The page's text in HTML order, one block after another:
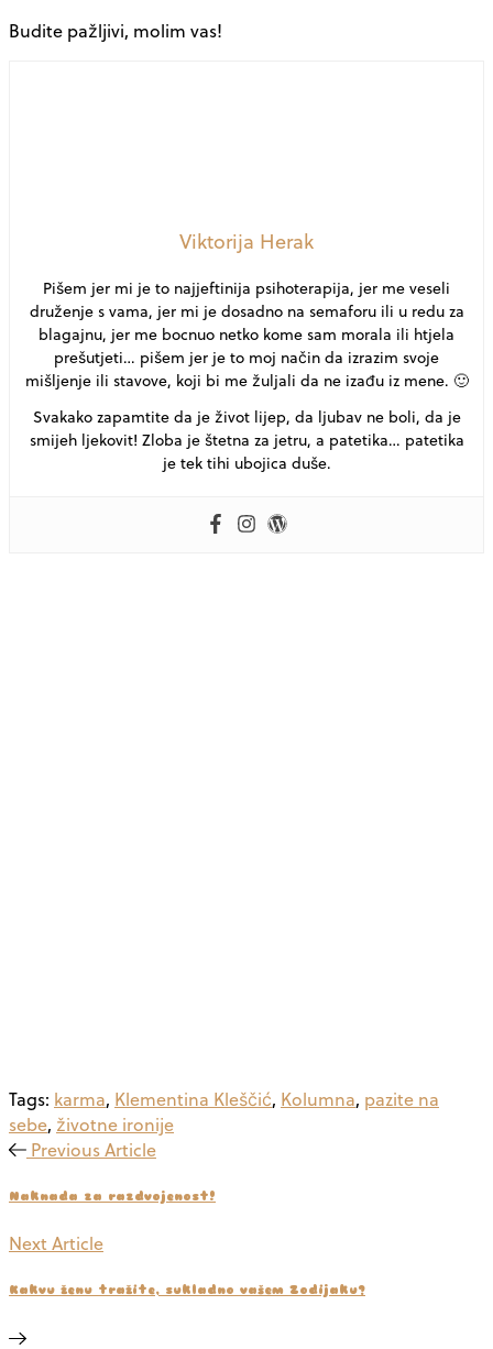
Budite pažljivi, molim vas!
Viktorija Herak
Pišem jer mi je to najjeftinija psihoterapija, jer me veseli
druženje s vama, jer mi je dosadno na semaforu ili u redu za
blagajnu, jer me bocnuo netko kome sam morala ili htjela
prešutjeti… pišem jer je to moj način da izrazim svoje
mišljenje ili stavove, koji bi me žuljali da ne izađu iz mene. 🙂
Svakako zapamtite da je život lijep, da ljubav ne boli, da je
smijeh ljekovit! Zloba je štetna za jetru, a patetika… patetika
je tek tihi ubojica duše.
Tags: karma, Klementina Kleščić, Kolumna, pazite na
sebe, životne ironije
Previous Article
Naknada za razdvojenost!
Next Article
Kakvu ženu tražite, sukladno vašem Zodijaku?